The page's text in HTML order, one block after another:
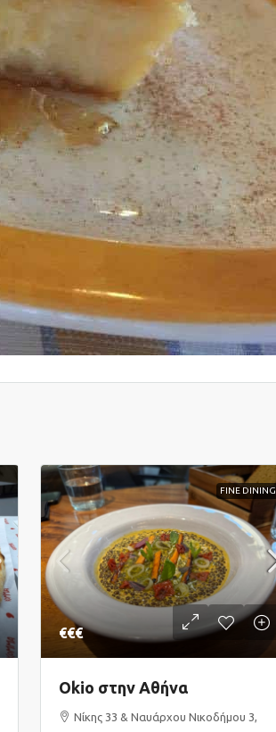
FINE DINING
€€€
Okio στην Αθήνα
Νίκης 33 & Ναυάρχου Νικοδήμου 3,